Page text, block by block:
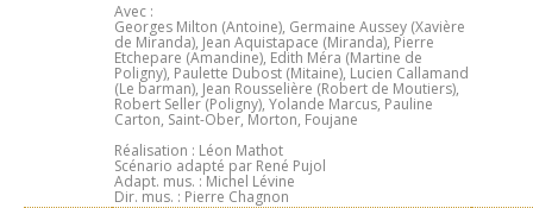
Avec :
Georges Milton (Antoine), Germaine Aussey (Xavière
de Miranda), Jean Aquistapace (Miranda), Pierre
Etchepare (Amandine), Edith Méra (Martine de
Poligny), Paulette Dubost (Mitaine), Lucien Callamand
(Le barman), Jean Rousselière (Robert de Moutiers),
Robert Seller (Poligny), Yolande Marcus, Pauline
Carton, Saint-Ober, Morton, Foujane
Réalisation : Léon Mathot
Scénario adapté par René Pujol
Adapt. mus. : Michel Lévine
Dir. mus. : Pierre Chagnon